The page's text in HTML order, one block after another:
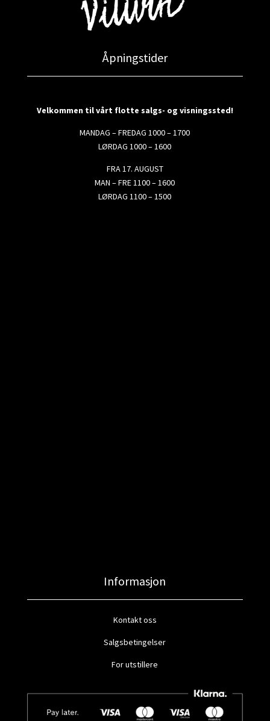
Åpningstider
Velkommen til vårt flotte salgs- og visningssted!
MANDAG – FREDAG 1000 – 1700
LØRDAG 1000 – 1600
FRA 17. AUGUST
MAN – FRE 1100 – 1600
LØRDAG 1100 – 1500
Informasjon
Kontakt oss
Salgsbetingelser
For utstillere